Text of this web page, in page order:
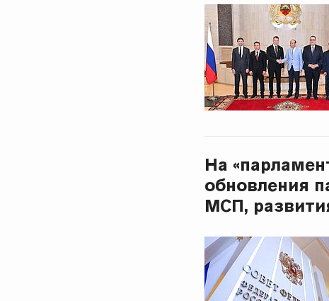
На
обновления
МСП,